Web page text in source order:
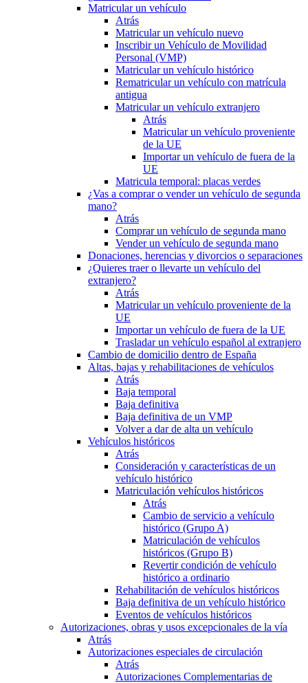
Matricular un vehículo
Atrás
Matricular un vehículo nuevo
Inscribir un Vehículo de Movilidad
Personal (VMP)
Matricular un vehículo histórico
Rematricular un vehículo con matrícula
antigua
Matricular un vehículo extranjero
Atrás
Matricular un vehículo proveniente
de la UE
Importar un vehículo de fuera de la
UE
Matricula temporal: placas verdes
¿Vas a comprar o vender un vehículo de segunda
mano?
Atrás
Comprar un vehículo de segunda mano
Vender un vehículo de segunda mano
Donaciones, herencias y divorcios o separaciones
¿Quieres traer o llevarte un vehículo del
extranjero?
Atrás
Matricular un vehículo proveniente de la
UE
Importar un vehículo de fuera de la UE
Trasladar un vehículo español al extranjero
Cambio de domicilio dentro de España
Altas, bajas y rehabilitaciones de vehículos
Atrás
Baja temporal
Baja definitiva
Baja definitiva de un VMP
Volver a dar de alta un vehículo
Vehículos históricos
Atrás
Consideración y características de un
vehículo histórico
Matriculación vehículos históricos
Atrás
Cambio de servicio a vehículo
histórico (Grupo A)
Matriculación de vehículos
históricos (Grupo B)
Revertir condición de vehículo
histórico a ordinario
Rehabilitación de vehículos históricos
Baja definitiva de un vehículo histórico
Eventos de vehículos históricos
Autorizaciones, obras y usos excepcionales de la vía
Atrás
Autorizaciones especiales de circulación
Atrás
Autorizaciones Complementarias de